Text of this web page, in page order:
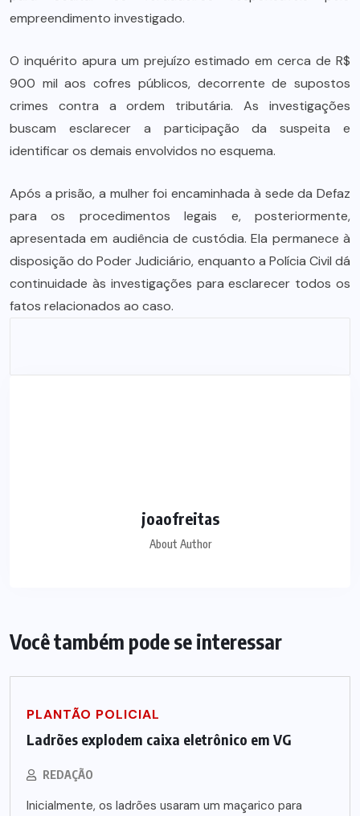
empreendimento investigado.
O inquérito apura um prejuízo estimado em cerca de R$
900 mil aos cofres públicos, decorrente de supostos
crimes contra a ordem tributária. As investigações
buscam esclarecer a participação da suspeita e
identificar os demais envolvidos no esquema.
Após a prisão, a mulher foi encaminhada à sede da Defaz
para os procedimentos legais e, posteriormente,
apresentada em audiência de custódia. Ela permanece à
disposição do Poder Judiciário, enquanto a Polícia Civil dá
continuidade às investigações para esclarecer todos os
fatos relacionados ao caso.
joaofreitas
About Author
Você também pode se interessar
PLANTÃO POLICIAL
Ladrões explodem caixa eletrônico em VG
REDAÇÃO
Inicialmente, os ladrões usaram um maçarico para